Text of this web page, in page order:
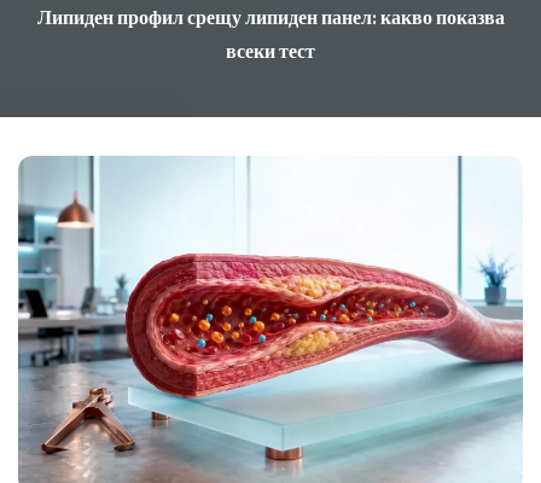
Липиден профил срещу липиден панел: какво показва
всеки тест